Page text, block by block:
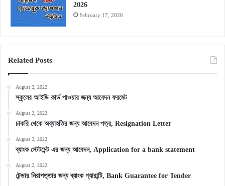
2026
February 17, 2026
Related Posts
August 2, 2022
স্কুলের আইডি কার্ড পাওয়ার জন্য আবেদন ফরমেট
August 2, 2022
চাকরি থেকে অব্যাহতির জন্য আবেদন পত্র, Resignation Letter
August 2, 2022
ব্যাংক স্টেটমেন্ট এর জন্য আবেদন, Application for a bank statement
August 2, 2022
টেন্ডার নিরাপত্তার জন্য ব্যাংক গ্যারান্টি, Bank Guarantee for Tender